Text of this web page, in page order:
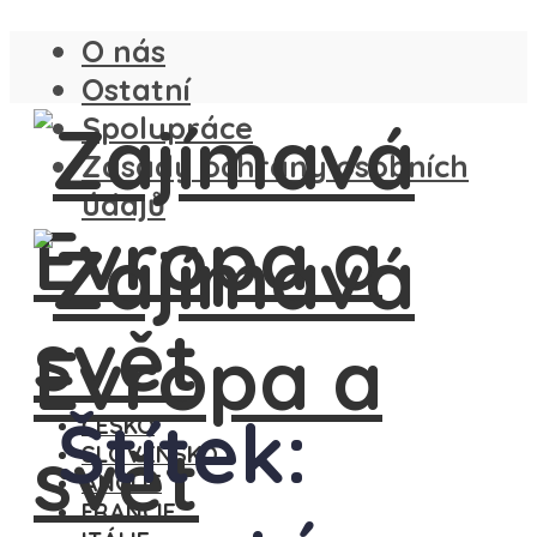
O nás
Ostatní
Spolupráce
Zásady ochrany osobních
údajů
ČESKO
SLOVENSKO
ANGLIE
FRANCIE
Štítek: